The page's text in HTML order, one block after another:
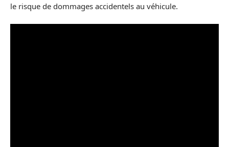
le risque de dommages accidentels au véhicule.